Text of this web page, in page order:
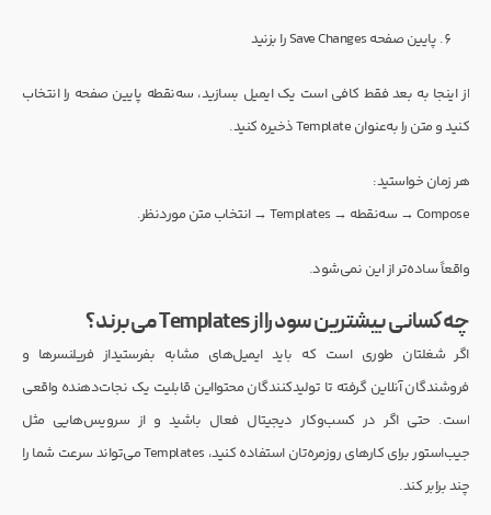
پایین صفحه Save Changes را بزنید
از اینجا به بعد فقط کافی است یک ایمیل بسازید، سه‌نقطه پایین صفحه را انتخاب
کنید و متن را به‌عنوان Template ذخیره کنید.
هر زمان خواستید:
Compose → سه‌نقطه → Templates → انتخاب متن موردنظر.
واقعاً ساده‌تر از این نمی‌شود.
چه کسانی بیشترین سود را از Templates می‌برند؟
اگر شغلتان طوری است که باید ایمیل‌های مشابه بفرستیداز فریلنسرها و
فروشندگان آنلاین گرفته تا تولیدکنندگان محتوااین قابلیت یک نجات‌دهنده واقعی
است. حتی اگر در کسب‌وکار دیجیتال فعال باشید و از سرویس‌هایی مثل
جیب‌استور برای کارهای روزمره‌تان استفاده کنید، Templates می‌تواند سرعت شما را
چند برابر کند.